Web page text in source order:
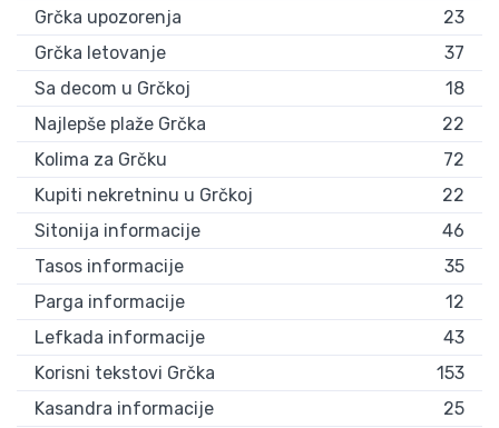
Grčka upozorenja
23
Grčka letovanje
37
Sa decom u Grčkoj
18
Najlepše plaže Grčka
22
Kolima za Grčku
72
Kupiti nekretninu u Grčkoj
22
Sitonija informacije
46
Tasos informacije
35
Parga informacije
12
Lefkada informacije
43
Korisni tekstovi Grčka
153
Kasandra informacije
25